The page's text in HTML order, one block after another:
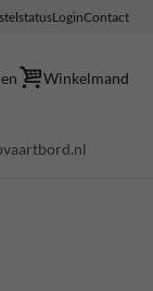
LoginContact
Winkelmand